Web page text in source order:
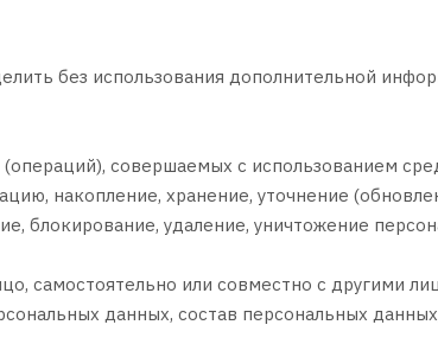
без использования дополнительной
совершаемых с использованием
накопление, хранение, уточнение
блокирование, удаление, уничтожение
самостоятельно или совместно с другими
данных, состав персональных